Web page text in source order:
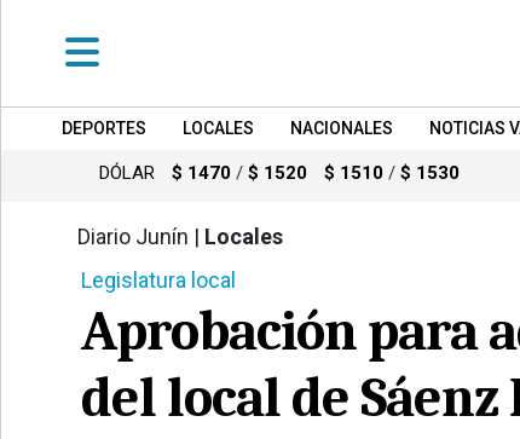
DEPORTES
LOCALES
NOTICIAS
DEPORTES LOCALES NACIONALES NOTICIAS
DÓLAR $ 1470 / $ 1520 $ 1510 / $ 1530
Diario Junín | Locales
Legislatura local
Aprobación para
del local de